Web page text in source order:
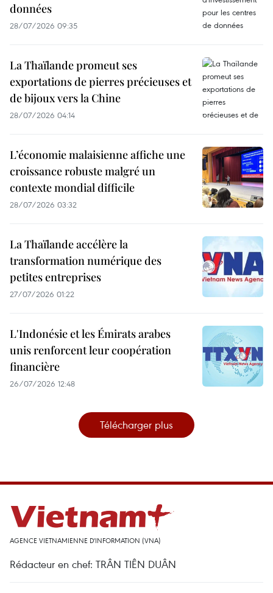
données
28/07/2026 09:35
La Thaïlande promeut ses
exportations de pierres précieuses et
de bijoux vers la Chine
28/07/2026 04:14
L’économie malaisienne affiche une
croissance robuste malgré un
contexte mondial difficile
28/07/2026 03:32
La Thaïlande accélère la
transformation numérique des
petites entreprises
27/07/2026 01:22
L'Indonésie et les Émirats arabes
unis renforcent leur coopération
financière
26/07/2026 12:48
Télécharger plus
AGENCE VIETNAMIENNE D'INFORMATION (VNA)
Rédacteur en chef: TRÂN TIÊN DUÂN